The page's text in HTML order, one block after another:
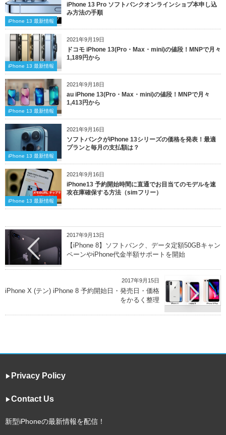
iPhone 13 最新情報
iPhone 13 Pro ソフトバンクオンラインショプ本申し込
み方法の手順
2021年9月19日
iPhone 13 最新情報
ドコモ iPhone 13(Pro・Max・mini)の値段！MNPで月々
1,189円から
2021年9月18日
iPhone 13 最新情報
au iPhone 13(Pro・Max・mini)の値段！MNPで月々
1,413円から
2021年9月16日
iPhone 13 最新情報
ソフトバンクがiPhone 13シリーズの価格を発表！最適
プランと毎月の支払額は？
2021年9月16日
iPhone 13 最新情報
iPhone13 予約開始時間に直通でお目当てのモデルを速
攻在庫確保する方法（simフリー）
2017年9月13日
【iPhone 8】ソフトバンク、データ定額50GBキャン
ペーンやiPhone代金半額サポートを開始
2017年9月15日
iPhone X (テン) iPhone 8 予約開始日・発売日・価格
をかるく整理
▶︎ Privacy Policy
▶︎Contact Us
新型iPhoneの最新情報を配信！